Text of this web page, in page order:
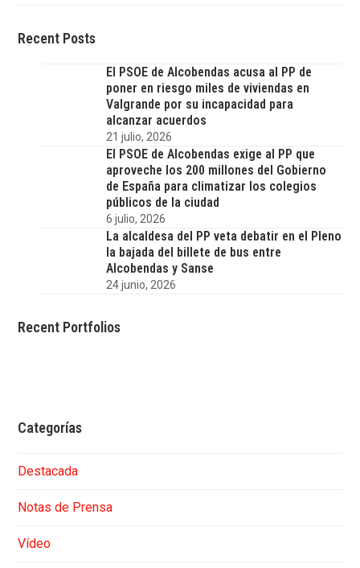
Recent Posts
El PSOE de Alcobendas acusa al PP de
poner en riesgo miles de viviendas en
Valgrande por su incapacidad para
alcanzar acuerdos
21 julio, 2026
El PSOE de Alcobendas exige al PP que
aproveche los 200 millones del Gobierno
de España para climatizar los colegios
públicos de la ciudad
6 julio, 2026
La alcaldesa del PP veta debatir en el Pleno
la bajada del billete de bus entre
Alcobendas y Sanse
24 junio, 2026
Recent Portfolios
Categorías
Destacada
Notas de Prensa
Vídeo